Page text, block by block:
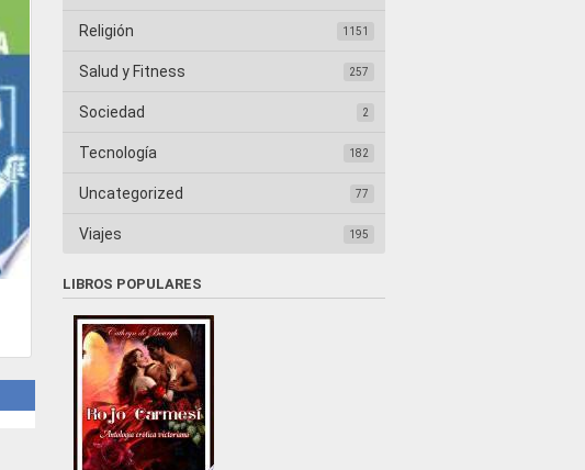
Religión 1151
Salud y Fitness 257
Sociedad 2
Tecnología 182
Uncategorized 77
Viajes 195
LIBROS POPULARES